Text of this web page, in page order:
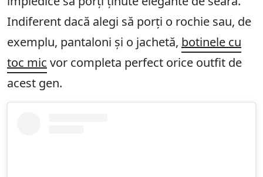
Indiferent dacă alegi să porți o rochie sau, de
exemplu, pantaloni și o jachetă, botinele cu
toc mic vor completa perfect orice outfit de
acest gen.